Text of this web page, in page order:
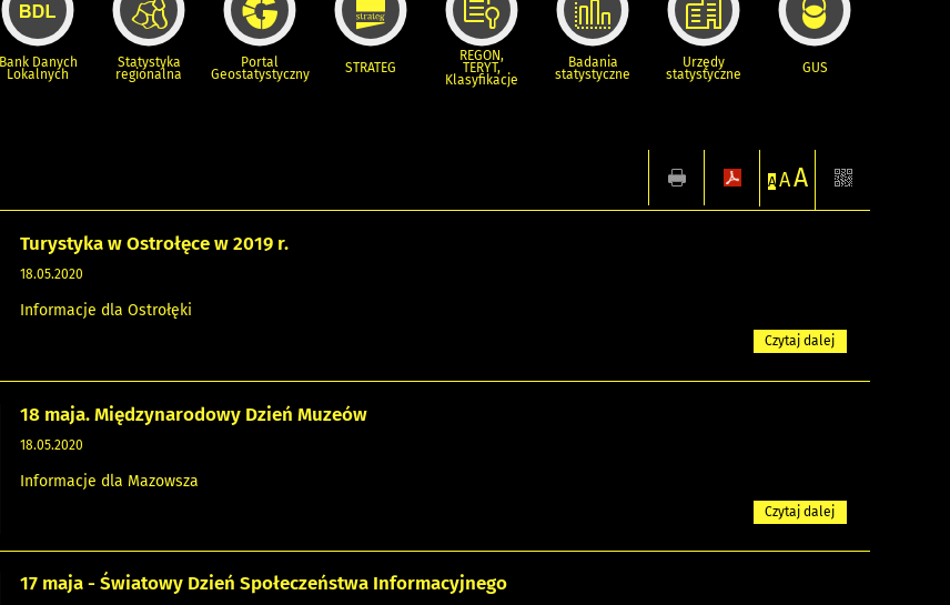
Bank Danych
Lokalnych
Statystyka
regionalna
Portal
Geostatystyczny STRATEG
REGON,
TERYT,
Klasyfikacje
Badania
statystyczne
Urzędy
statystyczne GUS
A AA
Turystyka w Ostrołęce w 2019 r.
18.05.2020
Informacje dla Ostrołęki
Czytaj dalej
18 maja. Międzynarodowy Dzień Muzeów
18.05.2020
Informacje dla Mazowsza
Czytaj dalej
17 maja - Światowy Dzień Społeczeństwa Informacyjnego